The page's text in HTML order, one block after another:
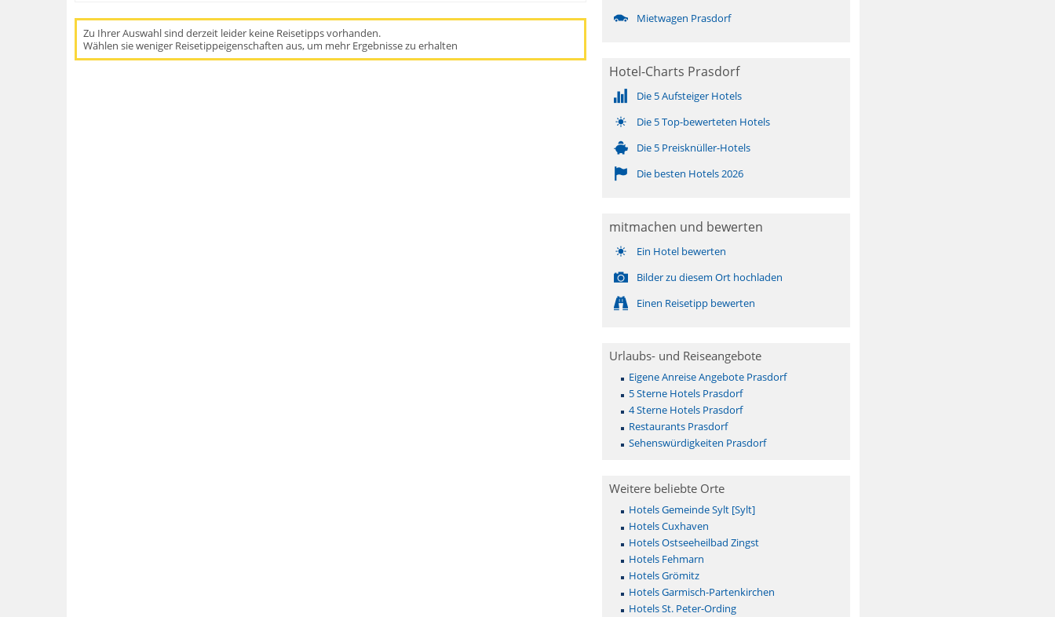
Zu Ihrer Auswahl sind derzeit leider keine Reisetipps vorhanden.
Wählen sie weniger Reisetippeigenschaften aus, um mehr Ergebnisse zu erhalten
Mietwagen Prasdorf
Hotel-Charts Prasdorf
Die 5 Aufsteiger Hotels
Die 5 Top-bewerteten Hotels
Die 5 Preisknüller-Hotels
Die besten Hotels 2026
mitmachen und bewerten
Ein Hotel bewerten
Bilder zu diesem Ort hochladen
Einen Reisetipp bewerten
Urlaubs- und Reiseangebote
Eigene Anreise Angebote Prasdorf
5 Sterne Hotels Prasdorf
4 Sterne Hotels Prasdorf
Restaurants Prasdorf
Sehenswürdigkeiten Prasdorf
Weitere beliebte Orte
Hotels Gemeinde Sylt [Sylt]
Hotels Cuxhaven
Hotels Ostseeheilbad Zingst
Hotels Fehmarn
Hotels Grömitz
Hotels Garmisch-Partenkirchen
Hotels St. Peter-Ording